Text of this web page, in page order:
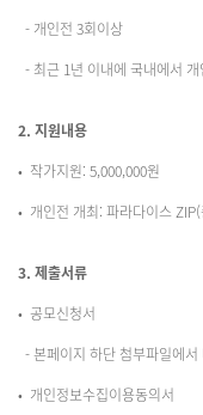
- 개인전 3회이상
- 최근 1년 이내에 국내에서
2. 지원내용
• 작가지원: 5,000,000원
• 개인전 개최: 파라다이스
3. 제출서류
• 공모신청서
- 본페이지 하단 첨부파일에서
• 개인정보수집이용동의서